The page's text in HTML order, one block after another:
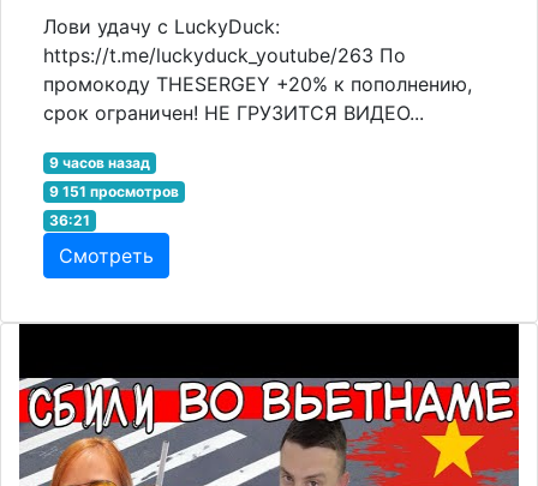
Лови удачу с LuckyDuck:
https://t.me/luckyduck_youtube/263 По
промокоду THESERGEY +20% к пополнению,
срок ограничен! НЕ ГРУЗИТСЯ ВИДЕО...
9 часов назад
9 151 просмотров
36:21
Смотреть